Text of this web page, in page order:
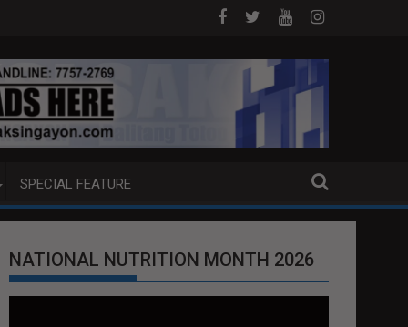
ANG EXTRADITION REQUEST NG U.S. LABAN KAY QUIBOLOY
MAHIGIT P21-M HALAGANG SMUGGLED
SPECIAL FEATURE
NATIONAL NUTRITION MONTH 2026